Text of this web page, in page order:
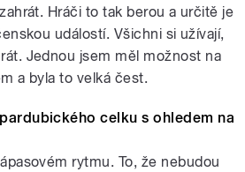
Hráči to tak berou a určitě je
událostí. Všichni si užívají,
Jednou jsem měl možnost na
a byla to velká čest.
celku s ohledem na
rytmu. To, že nebudou